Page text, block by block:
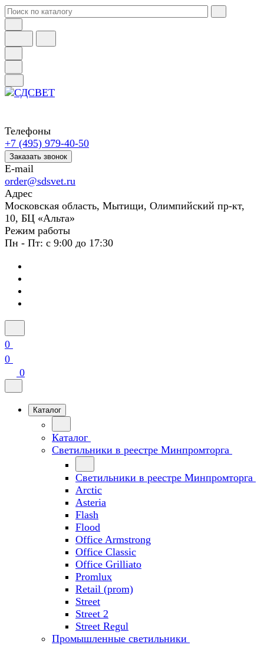
Телефоны
+7 (495) 979-40-50
Заказать звонок
E-mail
order@sdsvet.ru
Адрес
Московская область, Мытищи, Олимпийский пр-кт,
10, БЦ «Альта»
Режим работы
Пн - Пт: с 9:00 до 17:30
0
0
0
Каталог
Каталог
Светильники в реестре Минпромторга
Светильники в реестре Минпромторга
Arctic
Asteria
Flash
Flood
Office Armstrong
Office Classic
Office Grilliato
Promlux
Retail (prom)
Street
Street 2
Street Regul
Промышленные светильники